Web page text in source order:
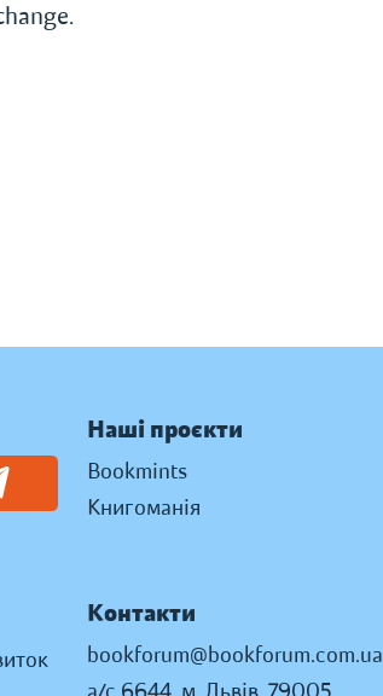
Наші проєкти
Bookmints
Книгоманія
Контакти
bookforum@bookforum.com.ua